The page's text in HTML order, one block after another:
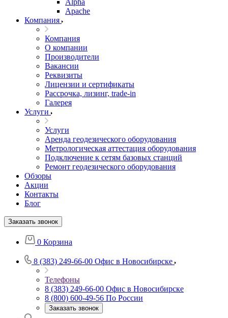
Alpha
Apache
Компания
Компания
О компании
Производители
Вакансии
Реквизиты
Лицензии и сертификаты
Рассрочка, лизинг, trade-in
Галерея
Услуги
Услуги
Аренда геодезического оборудования
Метрологическая аттестация оборудования
Подключение к сетям базовых станций
Ремонт геодезического оборудования
Обзоры
Акции
Контакты
Блог
Заказать звонок
0 Корзина
8 (383) 249-66-00 Офис в Новосибирске
Телефоны
8 (383) 249-66-00 Офис в Новосибирске
8 (800) 600-49-56 По России
Заказать звонок